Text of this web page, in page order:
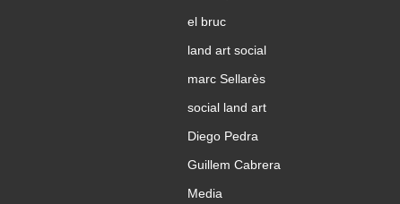
el bruc
land art social
marc Sellarès
social land art
Diego Pedra
Guillem Cabrera
Media